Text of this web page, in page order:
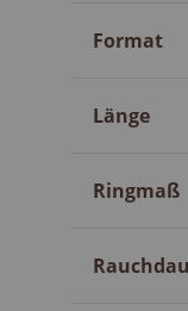
Format
Länge
Ringmaß